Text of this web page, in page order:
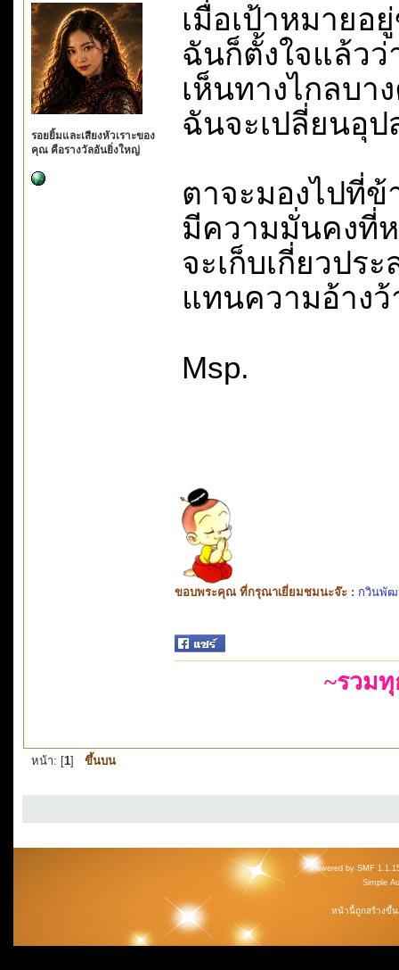
รอยยิ้มและเสียงหัวเราะของ
คุณ คือรางวัลอันยิ่งใหญ่
เมื่อเป้าหมายอ
ฉันก็ตั้งใจแล้วว่
เห็นทางไกลบา
ฉันจะเปลี่ยนอุ
ตาจะมองไปที่ข้
มีความมั่นคงที่
จะเก็บเกี่ยวปร
แทนความอ้างว้
Msp.
ขอบพระคุณ ที่กรุณาเยี่ยมชมนะจ๊ะ : กวินพั
~รวม
หน้า: [1] ขึ้นบน
Powered by SMF
Simple
หน้านี้ถูกสร้างขึ้น